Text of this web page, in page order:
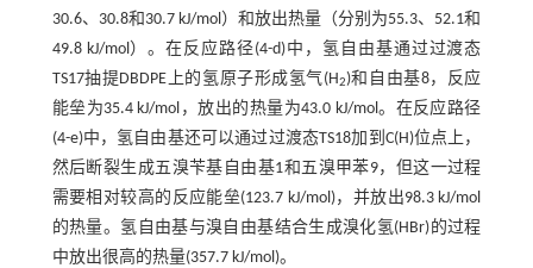
30.6、30.8和30.7 kJ/mol）和放出热量（分别为55.3、52.1和
49.8 kJ/mol）。在反应路径(4-d)中，氢自由基通过过渡态
TS17抽提DBDPE上的氢原子形成氢气(H2)和自由基8，反应
能垒为35.4 kJ/mol，放出的热量为43.0 kJ/mol。在反应路径
(4-e)中，氢自由基还可以通过过渡态TS18加到C(H)位点上，
然后断裂生成五溴苄基自由基1和五溴甲苯9，但这一过程
需要相对较高的反应能垒(123.7 kJ/mol)，并放出98.3 kJ/mol
的热量。氢自由基与溴自由基结合生成溴化氢(HBr)的过程
中放出很高的热量(357.7 kJ/mol)。